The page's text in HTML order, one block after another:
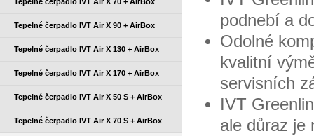
Tepelné čerpadlo IVT Air X 90 + AirBox
Tepelné čerpadlo IVT Air X 130 + AirBox
Tepelné čerpadlo IVT Air X 170 + AirBox
Tepelné čerpadlo IVT Air X 50 S + AirBox
Tepelné čerpadlo IVT Air X 70 S + AirBox
podnebí a
Odolné
kvalitní
servisních
IVT
ale důraz je